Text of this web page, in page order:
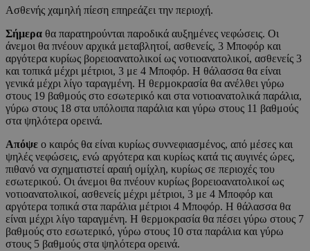
Ασθενής χαμηλή πίεση επηρεάζει την περιοχή.
Σήμερα θα παρατηρούνται παροδικά αυξημένες νεφώσεις. Οι
άνεμοι θα πνέουν αρχικά μεταβλητοί, ασθενείς, 3 Μποφόρ και
αργότερα κυρίως βορειοανατολικοί ως νοτιοανατολικοί, ασθενείς 3
και τοπικά μέχρι μέτριοι, 3 με 4 Μποφόρ. Η θάλασσα θα είναι
γενικά μέχρι λίγο ταραγμένη. Η θερμοκρασία θα ανέλθει γύρω
στους 19 βαθμούς στο εσωτερικό και στα νοτιοανατολικά παράλια,
γύρω στους 18 στα υπόλοιπα παράλια και γύρω στους 11 βαθμούς
στα ψηλότερα ορεινά.
Απόψε ο καιρός θα είναι κυρίως συννεφιασμένος, από μέσες και
ψηλές νεφώσεις, ενώ αργότερα και κυρίως κατά τις αυγινές ώρες,
πιθανό να σχηματιστεί αραιή ομίχλη, κυρίως σε περιοχές του
εσωτερικού. Οι άνεμοι θα πνέουν κυρίως βορειοανατολικοί ως
νοτιοανατολικοί, ασθενείς μέχρι μέτριοι, 3 με 4 Μποφόρ και
αργότερα τοπικά στα παράλια μέτριοι 4 Μποφόρ. Η θάλασσα θα
είναι μέχρι λίγο ταραγμένη. Η θερμοκρασία θα πέσει γύρω στους 7
βαθμούς στο εσωτερικό, γύρω στους 10 στα παράλια και γύρω
στους 5 βαθμούς στα ψηλότερα ορεινά.